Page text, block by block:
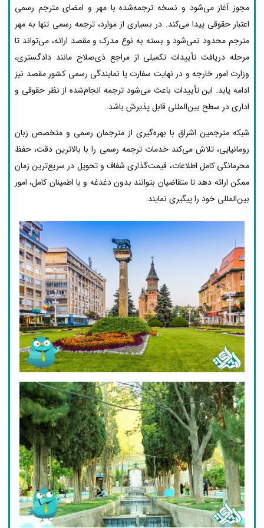
مجوز آغاز می‌شود و نسخه ترجمه‌شده با مهر و امضای مترجم رسمی
اعتبار حقوقی پیدا می‌کند. در بسیاری از موارد، ترجمه رسمی تنها به مهر
مترجم محدود نمی‌شود و بسته به نوع مدرک و مقصد ارائه، می‌تواند تا
مرحله دریافت تأییدات تکمیلی از مراجع ذی‌صلاح مانند دادگستری،
وزارت امور خارجه و در نهایت سفارت یا نمایندگی رسمی کشور مقصد نیز
ادامه یابد. این تأییدات باعث می‌شود ترجمه انجام‌شده از نظر حقوقی و
اداری در سطح بین‌المللی قابل پذیرش باشد.
شبکه مترجمین اشراق با بهره‌گیری از مترجمان رسمی و متخصص زبان
رومانیایی، تلاش می‌کند خدمات ترجمه رسمی را با بالاترین دقت، حفظ
محرمانگی کامل اطلاعات، قیمت‌گذاری شفاف و تحویل در سریع‌ترین زمان
ممکن ارائه دهد تا متقاضیان بتوانند بدون دغدغه و با اطمینان کامل، امور
بین‌المللی خود را پیگیری نمایند.